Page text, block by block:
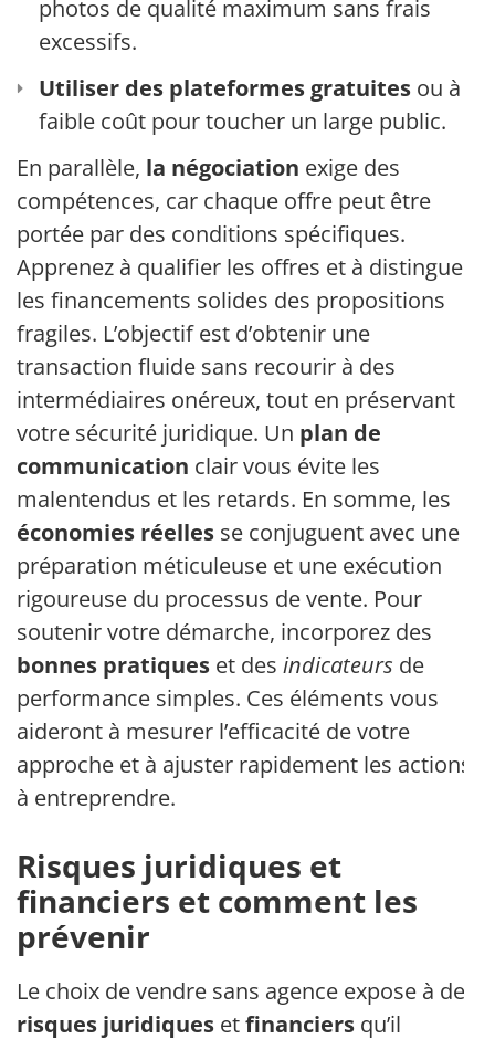
photos de qualité maximum sans frais
excessifs.
Utiliser des plateformes gratuites ou à
faible coût pour toucher un large public.
En parallèle, la négociation exige des
compétences, car chaque offre peut être
portée par des conditions spécifiques.
Apprenez à qualifier les offres et à distinguer
les financements solides des propositions
fragiles. L’objectif est d’obtenir une
transaction fluide sans recourir à des
intermédiaires onéreux, tout en préservant
votre sécurité juridique. Un plan de
communication clair vous évite les
malentendus et les retards. En somme, les
économies réelles se conjuguent avec une
préparation méticuleuse et une exécution
rigoureuse du processus de vente. Pour
soutenir votre démarche, incorporez des
bonnes pratiques et des indicateurs de
performance simples. Ces éléments vous
aideront à mesurer l’efficacité de votre
approche et à ajuster rapidement les actions
à entreprendre.
Risques juridiques et
financiers et comment les
prévenir
Le choix de vendre sans agence expose à des
risques juridiques etfinanciers qu’il